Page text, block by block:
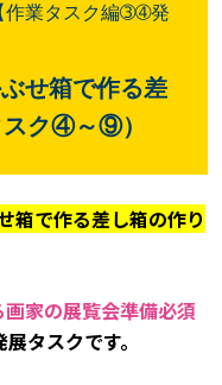
作業タスク編➂➃発
せ箱で作る差
スク④～⑨）
箱で作る差し箱の作り
画家の展覧会準備必須
タスクです。